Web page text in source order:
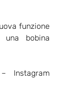
funzione
bobina
Instagram